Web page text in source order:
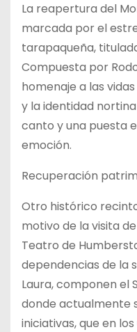
La reapertura del
marcada por el
tarapaqueña,
Compuesta por
homenaje a las
y la identidad
canto y una puesta
emoción.
Recuperación
Otro histórico
motivo de la visita
Teatro de
dependencias de la
Laura, componen el
donde actualmente
iniciativas, que en